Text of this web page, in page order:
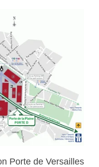
Porte de Versailles